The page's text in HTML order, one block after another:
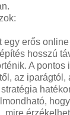
egy erős
hosszú
A pontos
az iparágtól,
mire